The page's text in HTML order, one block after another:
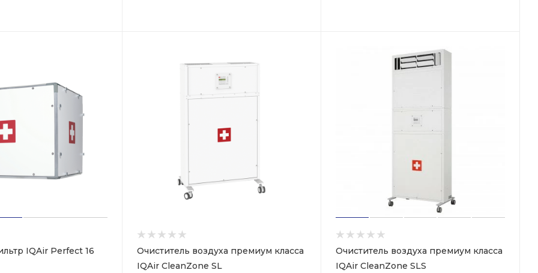
IQAir Perfect 16
Очиститель воздуха премиум класса
IQAir CleanZone SL
Очиститель воздуха премиум класса
IQAir CleanZone SLS